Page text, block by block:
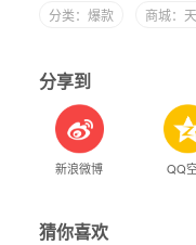
分类：爆款 商城：
分享到
新浪微博 QQ
猜你喜欢